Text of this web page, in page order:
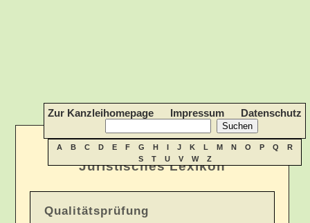
Juristisches Lexikon
Zur Kanzleihomepage Impressum Datenschutz
A B C D E F G H I J K L M N O P Q
R
S
T U V W Z
Qualitätsprüfung